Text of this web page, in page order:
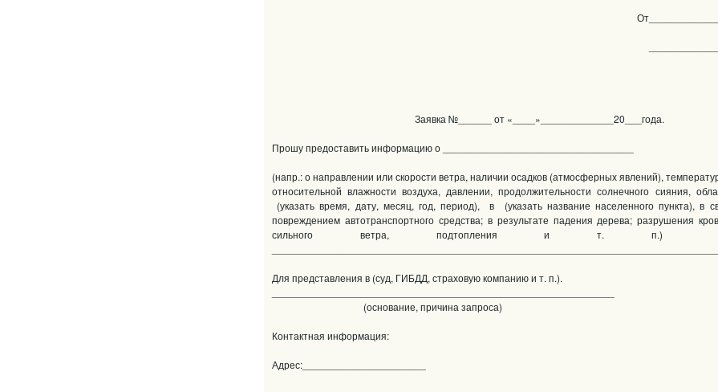
Заявка №______ от «____»_____________20___года.
Прошу предоставить информацию о __________________________________
(напр.: о направлении или скорости ветра, наличии осадков (атмосферных явлений),
относительной влажности воздуха, давлении, продолжительности солнечного сияния,
(указать время, дату, месяц, год, период), в (указать название населенного пункта), в
повреждением автотранспортного средства; в результате падения дерева; разрушения
сильного ветра, подтопления
Для представления в (суд, ГИБДД, страховую компанию и т. п.).
(основание, причина запроса)
Контактная информация:
Адрес:______________________